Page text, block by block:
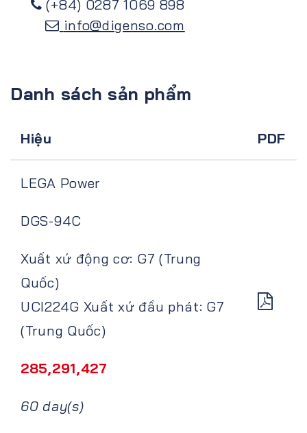
(+84) 0287 1069 898
info@digenso.com
Danh sách sản phẩm
Hiệu PDF
LEGA Power
DGS-94C
Xuất xứ động cơ: G7 (Trung
Quốc)
UCI224G Xuất xứ đầu phát: G7
(Trung Quốc)
285,291,427
60 day(s)